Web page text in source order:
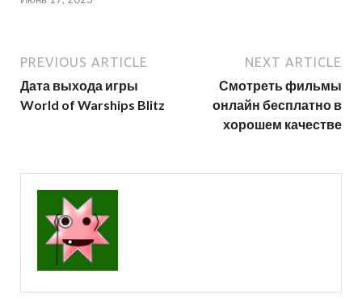
PREVIOUS ARTICLE
Дата выхода игры
World of Warships Blitz
NEXT ARTICLE
Смотреть фильмы
онлайн бесплатно в
хорошем качестве